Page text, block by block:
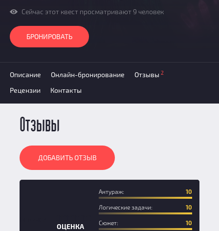
Сейчас этот квест просматривают 9 человек
БРОНИРОВАТЬ
Описание Онлайн-бронирование Отзывы 2
Рецензии Контакты
Отзывы
ДОБАВИТЬ ОТЗЫВ
ОЦЕНКА
Антураж: 10
Логические задачи: 10
Сюжет: 10